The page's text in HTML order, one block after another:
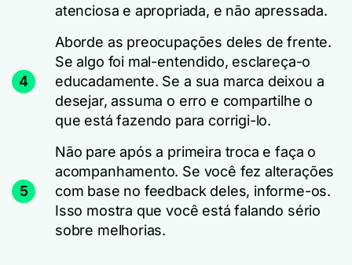
atenciosa e apropriada, e não apressada.
4
Aborde as preocupações deles de frente.
Se algo foi mal-entendido, esclareça-o
educadamente. Se a sua marca deixou a
desejar, assuma o erro e compartilhe o
que está fazendo para corrigi-lo.
5
Não pare após a primeira troca e faça o
acompanhamento. Se você fez alterações
com base no feedback deles, informe-os.
Isso mostra que você está falando sério
sobre melhorias.